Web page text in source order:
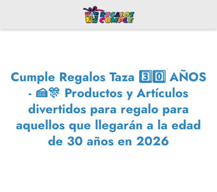
Cumple Regalos Taza 3️⃣0️⃣ AÑOS
- 🍰🎊 Productos y Artículos
divertidos para regalo para
aquellos que llegarán a la edad
de 30 años en 2026